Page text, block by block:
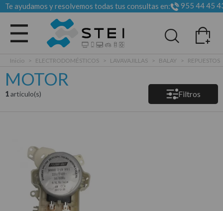
Te ayudamos y resolvemos todas tus consultas en: 955 44 45
Todas las categorias
Inicio > ELECTRODOMÉSTICOS > LAVAVAJILLAS > BALAY > REPUESTOS
MOTOR
1articulo(s) Filtros